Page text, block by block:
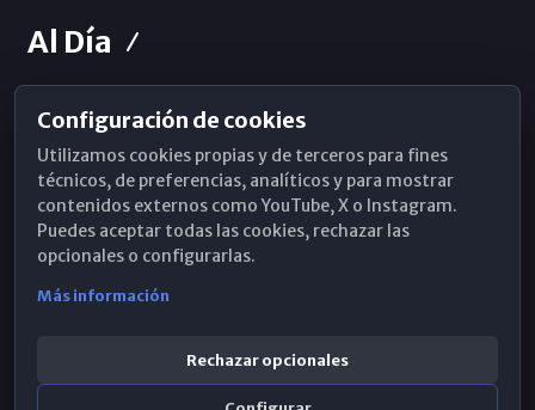
Al Día
Horarios de Misa
Hemeroteca
WhatsApp
Configuración de cookies
Utilizamos cookies propias y de terceros para fines
técnicos, de preferencias, analíticos y para mostrar
contenidos externos como YouTube, X o Instagram.
Puedes aceptar todas las cookies, rechazar las
opcionales o configurarlas.
Más información
Rechazar opcionales